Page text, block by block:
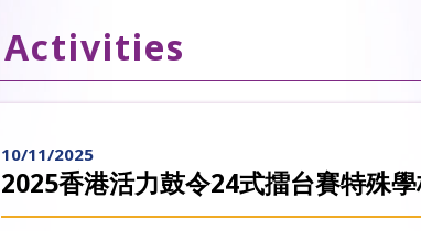
Activities
10/11/2025
2025香港活力鼓令24式擂台賽特殊